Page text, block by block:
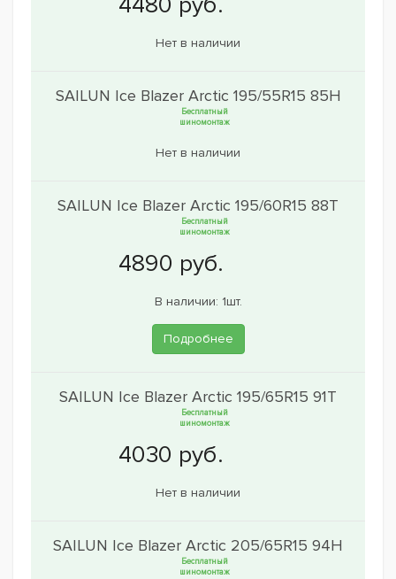
Нет в наличии
SAILUN Ice Blazer Arctic 195/55R15 85H
Бесплатный
шиномонтаж
Нет в наличии
SAILUN Ice Blazer Arctic 195/60R15 88T
Бесплатный
шиномонтаж
В наличии: 1шт.
Подробнее
SAILUN Ice Blazer Arctic 195/65R15 91T
Бесплатный
шиномонтаж
Нет в наличии
SAILUN Ice Blazer Arctic 205/65R15 94H
Бесплатный
шиномонтаж